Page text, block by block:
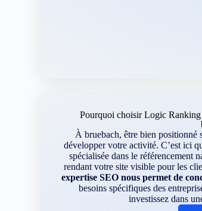
Pourquoi choisir Logic Ranking
À bruebach, être bien positionné
développer votre activité. C’est ici
spécialisée dans le référencement
rendant votre site visible pour les
expertise SEO nous permet de
besoins spécifiques des
investissez dans